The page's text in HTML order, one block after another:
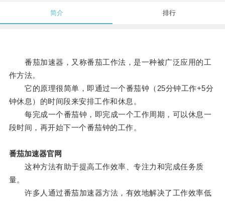
简介 排行
番茄加速器，又称番茄工作法，是一种被广泛应用的工
作方法。
它的原理很简单，即通过一个番茄钟（25分钟工作+5分
钟休息）的时间段来安排工作和休息。
每完成一个番茄钟，即完成一个工作周期，可以休息一
段时间，再开始下一个番茄钟的工作。
番茄加速器官网
这种方法有助于提高工作效率、专注力和完成任务质
量。
许多人通过番茄加速器方法，有效地解决了工作效率低